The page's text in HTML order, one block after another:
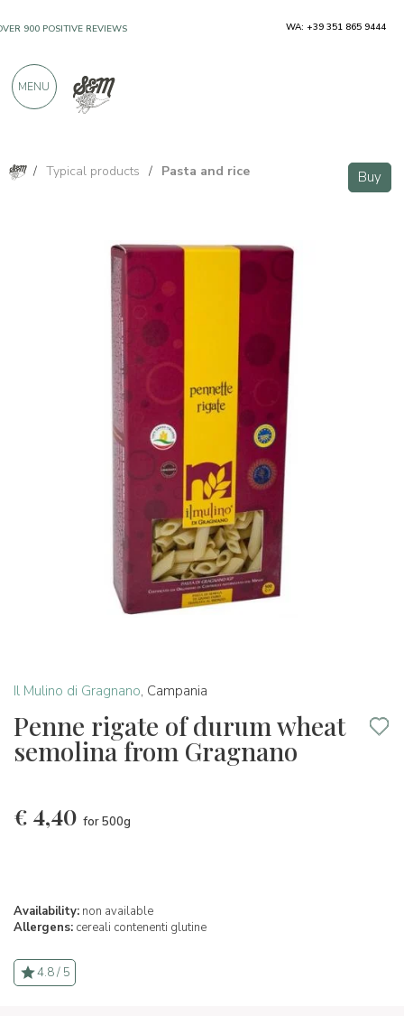
/ Typical products / Pasta and rice Buy
Il Mulino di Gragnano, Campania
Penne rigate of durum wheat
semolina from Gragnano
€ 4,40 for 500g
Availability: non available
Allergens: cereali contenenti glutine
4.8 / 5
900 POSITIVE REVIEWS WA: +39 351 865 9444
MENU